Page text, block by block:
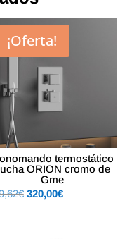
¡Oferta!
termostático
ORION cromo de
Gme
€ El
320,00€El